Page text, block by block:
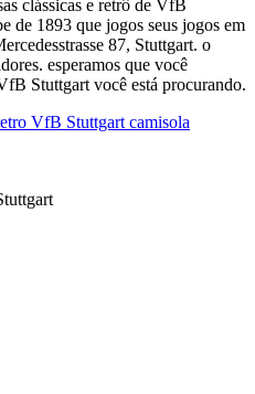
clássicas e retrô de VfB
de 1893 que jogos seus jogos em
87, Stuttgart. o
esperamos que você
Stuttgart você está procurando.
VfB Stuttgart camisola